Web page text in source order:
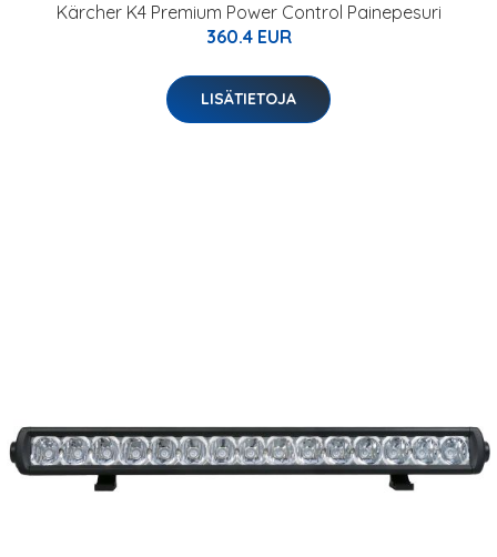
Kärcher K4 Premium Power Control Painepesuri
360.4 EUR
LISÄTIETOJA